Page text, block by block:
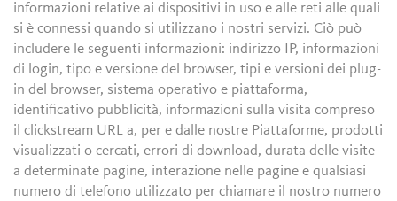
informazioni relative ai dispositivi in uso e alle reti alle quali
si è connessi quando si utilizzano i nostri servizi. Ciò può
includere le seguenti informazioni: indirizzo IP, informazioni
di login, tipo e versione del browser, tipi e versioni dei plug-
in del browser, sistema operativo e piattaforma,
identificativo pubblicità, informazioni sulla visita compreso
il clickstream URL a, per e dalle nostre Piattaforme, prodotti
visualizzati o cercati, errori di download, durata delle visite
a determinate pagine, interazione nelle pagine e qualsiasi
numero di telefono utilizzato per chiamare il nostro numero